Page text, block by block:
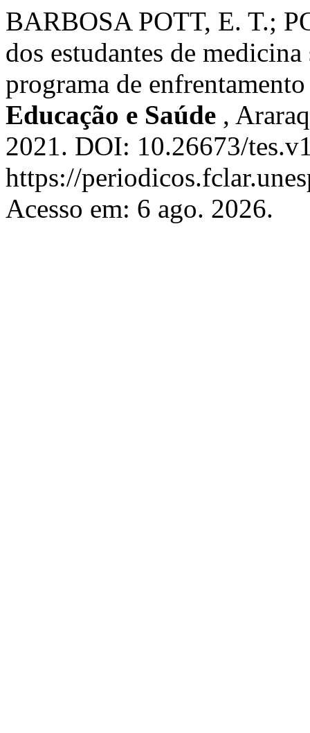
BARBOSA POTT, E. T.;
dos estudantes de
programa de
Educação e Saúde ,
2021. DOI: 10.26673/
https://
Acesso em: 6 ago. 2026.